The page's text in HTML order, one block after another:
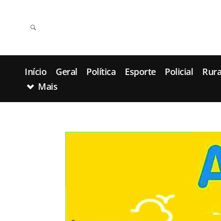
Início Geral Política Esporte Policial
Mais